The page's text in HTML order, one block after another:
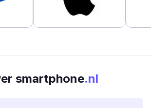
smartphone.nl